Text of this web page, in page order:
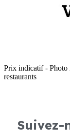
Prix indicatif - Photo
restaurants
Suivez-